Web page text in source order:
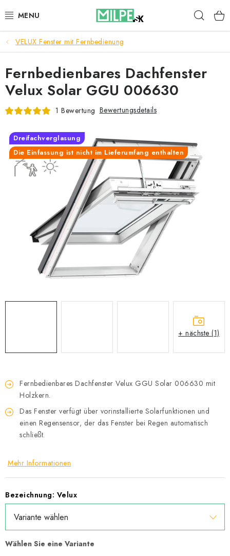
Inhalt
DACHFENSTER
DACHBODENTREPPE
HAUS UND GARTEN
BLOG
IMPRESSUM
Reklamationen und Rücksendungen
Richtlinien zur Verwendung von Cookies
Datenschutzerklärung
Allgemeinen Geschäftsbedingungen
Sitemap von Milpe.sk
VELUX Fenster mit Fernbedienung
Fernbedienbares Dachfenster Velux GGU Solar 006630 mit
Holzkern.
Das Fenster verfügt über vorinstallierte Solarfunktionen und
einen Regensensor, der das Fenster bei Regen automatisch
schließt.
Mehr Informationen
Bezeichnung: Velux
Fernbedienbares Dachfenster
Velux Solar GGU 006630
1 Bewertung Bewertungsdetails
Dreifachverglasung
Die Einfassung ist nicht im Lieferumfang enthalten
+ nächste (1)